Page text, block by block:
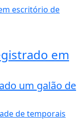
em
um galão de